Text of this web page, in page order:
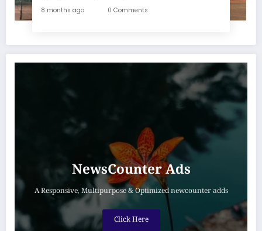
8 months ago 0 Comments
NewsCounter Ads
A Responsive, Multipurpose & Optimized newcounter adds
Click Here